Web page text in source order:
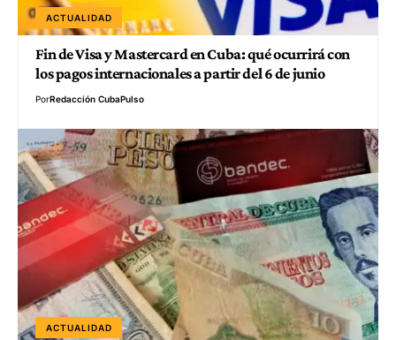
ACTUALIDAD
Fin de Visa y Mastercard en Cuba: qué ocurrirá con
los pagos internacionales a partir del 6 de junio
PorRedacción CubaPulso
ACTUALIDAD